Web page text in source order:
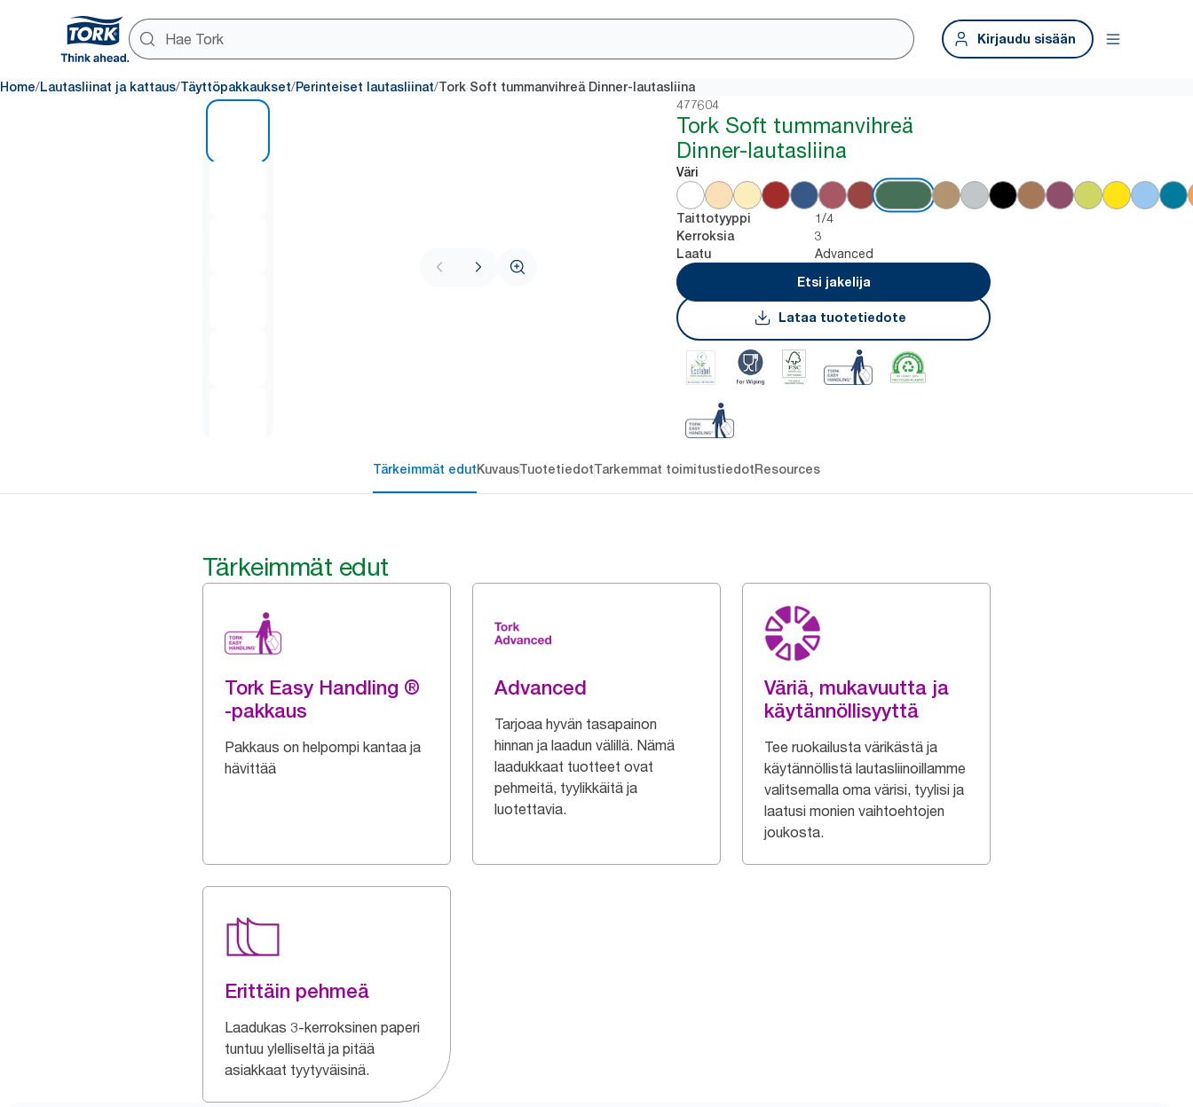
Kirjaudu sisään
Home/Lautasliinat ja kattaus/Täyttöpakkaukset/Perinteiset lautasliinat/Tork Soft tummanvihreä Dinner-lautasliina
477604
Tork Soft tummanvihreä
Dinner-lautasliina
Väri
Taittotyyppi 1/4
Kerroksia 3
Laatu
Advanced
Etsi jakelija
Lataa tuotetiedote
Tärkeimmät edutKuvausTuotetiedotTarkemmat toimitustiedotResources
Tärkeimmät edut
Tork Easy Handling ®
-pakkaus
Pakkaus on helpompi kantaa ja
hävittää
Advanced
Tarjoaa hyvän tasapainon
hinnan ja laadun välillä. Nämä
laadukkaat tuotteet ovat
pehmeitä, tyylikkäitä ja
luotettavia.
Väriä, mukavuutta ja
käytännöllisyyttä
Tee ruokailusta värikästä ja
käytännöllistä lautasliinoillamme
valitsemalla oma värisi, tyylisi ja
laatusi monien vaihtoehtojen
joukosta.
Erittäin pehmeä
Laadukas 3-kerroksinen paperi
tuntuu ylelliseltä ja pitää
asiakkaat tyytyväisinä.